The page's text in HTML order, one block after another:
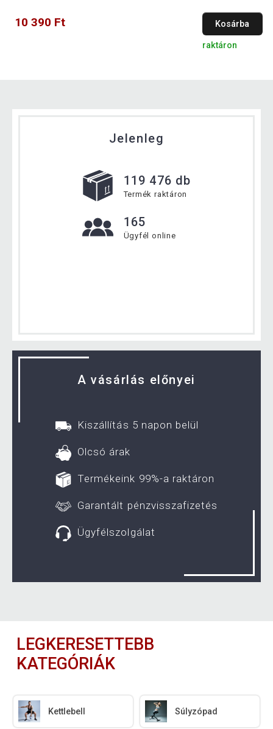
10 390 Ft Kosárba
raktáron
Jelenleg
119 476 db
Termék raktáron
165
Ügyfél online
A vásárlás előnyei
Kiszállítás 5 napon belül
Olcsó árak
Termékeink 99%-a raktáron
Garantált pénzvisszafizetés
Ügyfélszolgálat
LEGKERESETTEBB
KATEGÓRIÁK
Kettlebell Súlyzópad